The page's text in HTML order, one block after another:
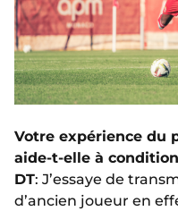
Votre expérience du
aide-t-elle à
DT: J’essaye de
d’ancien joueur en